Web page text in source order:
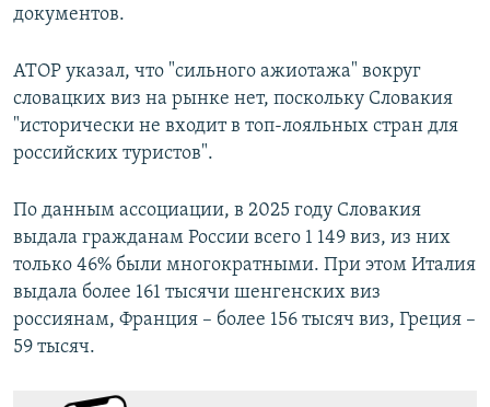
документов.
АТОР указал, что "сильного ажиотажа" вокруг
словацких виз на рынке нет, поскольку Словакия
"исторически не входит в топ-лояльных стран для
российских туристов".
По данным ассоциации, в 2025 году Словакия
выдала гражданам России всего 1 149 виз, из них
только 46% были многократными. При этом Италия
выдала более 161 тысячи шенгенских виз
россиянам, Франция – более 156 тысяч виз, Греция –
59 тысяч.